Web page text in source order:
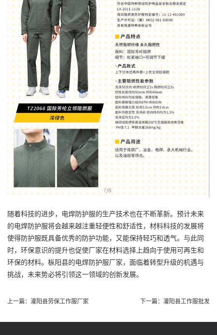
随着科技的进步，电焊防护服的生产技术也在不断革新。预计未来
的电焊防护服将会越来越注重轻便性和舒适性，材料科技的发展将
使得防护服既具备优秀的防护功能，又能保持轻巧和透气。与此同
时，环保意识的提升也促使厂家在材料选择上趋向于使用可再生和
环保的材料。枞阳县的电焊防护服厂家，面临着转型升级的机遇与
挑战，未来势必将引领这一领域的创新发展。
上一篇： 灌阳县劳保工作服厂家 下一篇： 灌阳县工作服批发